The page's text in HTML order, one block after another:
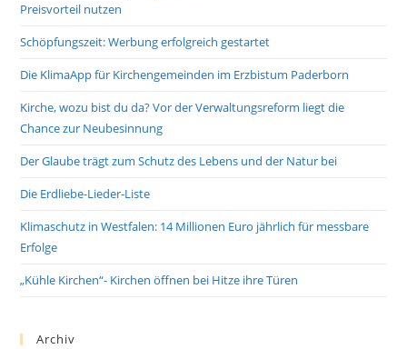
Preisvorteil nutzen
Schöpfungszeit: Werbung erfolgreich gestartet
Die KlimaApp für Kirchengemeinden im Erzbistum Paderborn
Kirche, wozu bist du da? Vor der Verwaltungsreform liegt die
Chance zur Neubesinnung
Der Glaube trägt zum Schutz des Lebens und der Natur bei
Die Erdliebe-Lieder-Liste
Klimaschutz in Westfalen: 14 Millionen Euro jährlich für messbare
Erfolge
„Kühle Kirchen“- Kirchen öffnen bei Hitze ihre Türen
Archiv